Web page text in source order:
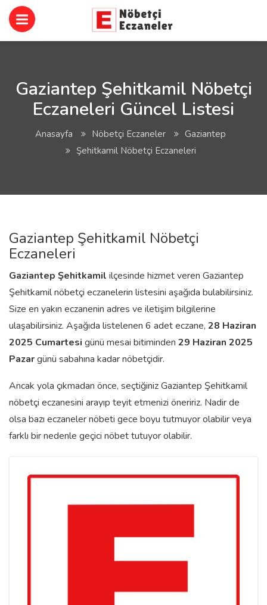
Gaziantep Şehitkamil Nöbetçi
Eczaneleri Güncel Listesi
Anasayfa Nöbetçi Eczaneler
Gaziantep
Şehitkamil Nöbetçi Eczaneleri
Gaziantep Şehitkamil Nöbetçi
Eczaneleri
Gaziantep Şehitkamil ilçesinde hizmet veren Gaziantep
Şehitkamil nöbetçi eczanelerin listesini aşağıda bulabilirsiniz.
Size en yakın eczanenin adres ve iletişim bilgilerine
ulaşabilirsiniz. Aşağıda listelenen 6 adet eczane, 28 Haziran
2025 Cumartesi günü mesai bitiminden 29 Haziran 2025
Pazargünü sabahına kadar nöbetçidir.
Ancak yola çıkmadan önce, seçtiğiniz Gaziantep Şehitkamil
nöbetçi eczanesini arayıp teyit etmenizi öneririz. Nadir de
olsa bazı eczaneler nöbeti gece boyu tutmuyor olabilir veya
farklı bir nedenle geçici nöbet tutuyor olabilir.